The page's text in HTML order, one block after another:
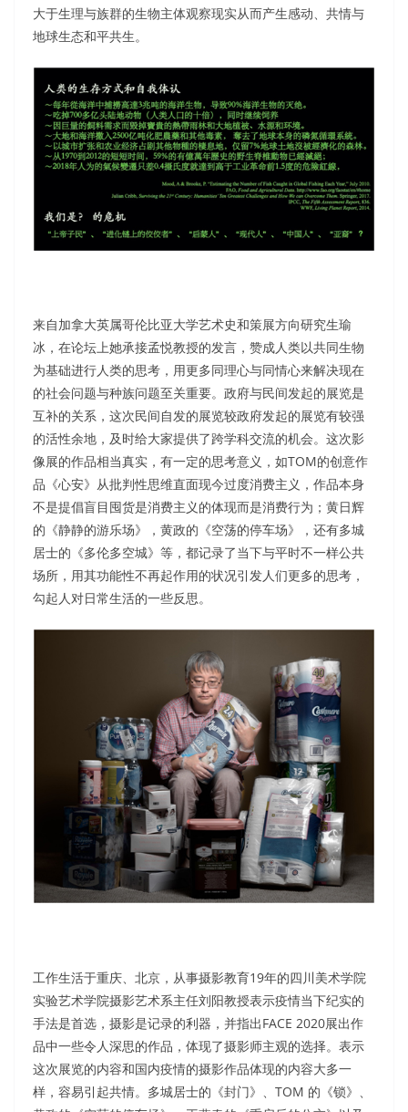
大于生理与族群的生物主体观察现实从而产生感动、共情与
地球生态和平共生。
来自加拿大英属哥伦比亚大学艺术史和策展方向研究生瑜
冰，在论坛上她承接孟悦教授的发言，赞成人类以共同生物
为基础进行人类的思考，用更多同理心与同情心来解决现在
的社会问题与种族问题至关重要。政府与民间发起的展览是
互补的关系，这次民间自发的展览较政府发起的展览有较强
的活性余地，及时给大家提供了跨学科交流的机会。这次影
像展的作品相当真实，有一定的思考意义，如TOM的创意作
品《心安》从批判性思维直面现今过度消费主义，作品本身
不是提倡盲目囤货是消费主义的体现而是消费行为；黄日辉
的《静静的游乐场》，黄政的《空荡的停车场》，还有多城
居士的《多伦多空城》等，都记录了当下与平时不一样公共
场所，用其功能性不再起作用的状况引发人们更多的思考，
勾起人对日常生活的一些反思。
工作生活于重庆、北京，从事摄影教育19年的四川美术学院
实验艺术学院摄影艺术系主任刘阳教授表示疫情当下纪实的
手法是首选，摄影是记录的利器，并指出FACE 2020展出作
品中一些令人深思的作品，体现了摄影师主观的选择。表示
这次展览的内容和国内疫情的摄影作品体现的内容大多一
样，容易引起共情。多城居士的《封门》、TOM 的《锁》、